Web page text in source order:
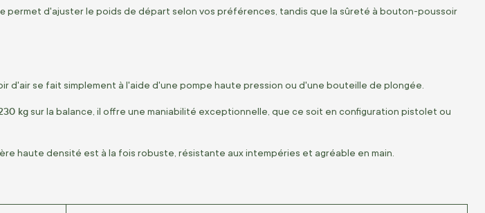
permet d'ajuster le poids de départ selon vos préférences, tandis que la sûreté à bouton-poussoir
d'air se fait simplement à l'aide d'une pompe haute pression ou d'une bouteille de plongée.
kg sur la balance, il offre une maniabilité exceptionnelle, que ce soit en configuration pistolet ou
haute densité est à la fois robuste, résistante aux intempéries et agréable en main.